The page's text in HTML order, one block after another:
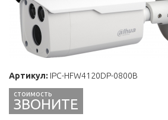
Артикул: IPC-HFW4120DP-0800B
ЗВОНИТЕ